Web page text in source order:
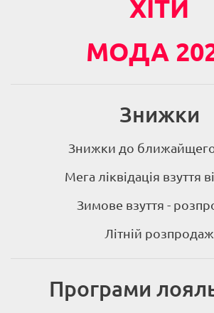
ХІТИ
МОДА
Знижки
Знижки до ближайщего
Мега ліквідація взуття
Зимове взуття -
Літній розпродаж
Програми